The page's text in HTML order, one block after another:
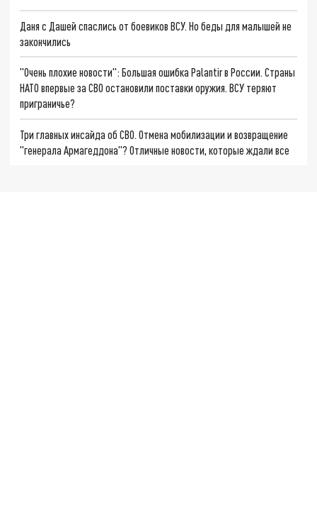
Даня с Дашей спаслись от боевиков ВСУ. Но беды для малышей не
закончились
"Очень плохие новости": Большая ошибка Palantir в России. Страны
НАТО впервые за СВО остановили поставки оружия. ВСУ теряют
приграничье?
Три главных инсайда об СВО. Отмена мобилизации и возвращение
"генерала Армагеддона"? Отличные новости, которые ждали все